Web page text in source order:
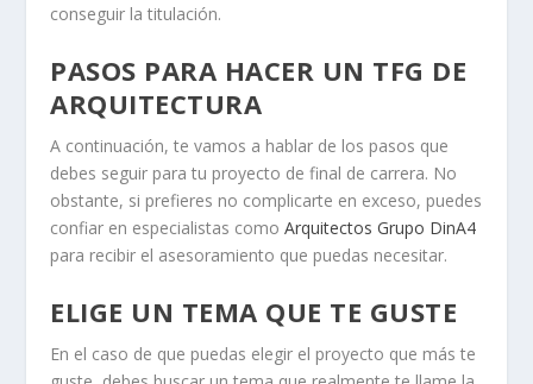
conseguir la titulación.
PASOS PARA HACER UN TFG DE
ARQUITECTURA
A continuación, te vamos a hablar de los pasos que
debes seguir para tu proyecto de final de carrera. No
obstante, si prefieres no complicarte en exceso, puedes
confiar en especialistas comoArquitectos Grupo DinA4
para recibir el asesoramiento que puedas necesitar.
ELIGE UN TEMA QUE TE GUSTE
En el caso de que puedas elegir el proyecto que más te